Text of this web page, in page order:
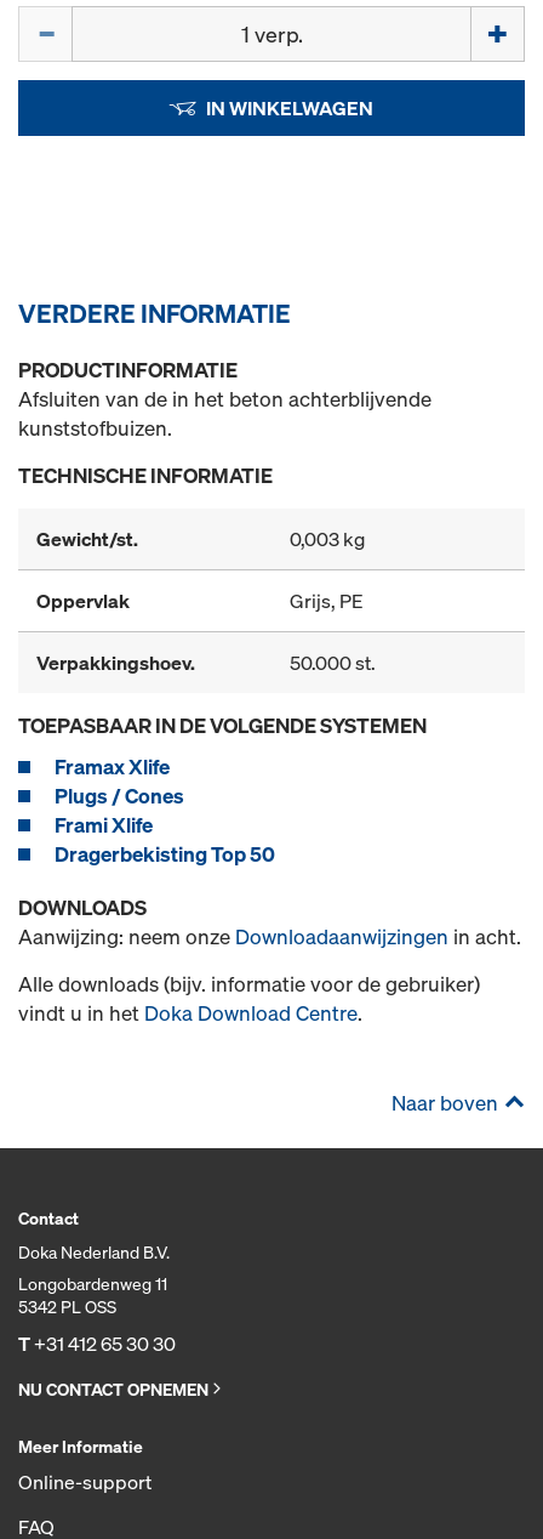
IN WINKELWAGEN
VERDERE INFORMATIE
PRODUCTINFORMATIE
Afsluiten van de in het beton achterblijvende
kunststofbuizen.
TECHNISCHE INFORMATIE
Gewicht/st. 0,003 kg
Oppervlak Grijs, PE
Verpakkingshoev. 50.000 st.
TOEPASBAAR IN DE VOLGENDE SYSTEMEN
Framax Xlife
Plugs / Cones
Frami Xlife
Dragerbekisting Top 50
DOWNLOADS
Aanwijzing: neem onze Downloadaanwijzingen in acht.
Alle downloads (bijv. informatie voor de gebruiker)
vindt u in het Doka Download Centre.
Naar boven
Contact
Doka Nederland B.V.
Longobardenweg 11
5342 PL OSS
T+31 412 65 30 30
NU CONTACT OPNEMEN
Meer Informatie
Online-support
FAQ